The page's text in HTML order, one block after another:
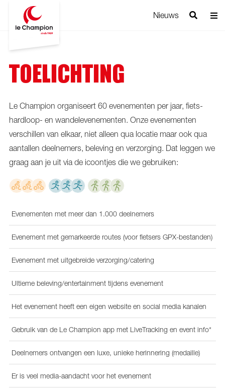
Nieuws
TOELICHTING
Le Champion organiseert 60 evenementen per jaar, fiets-
hardloop- en wandelevenementen. Onze evenementen
verschillen van elkaar, niet alleen qua locatie maar ook qua
aantallen deelnemers, beleving en verzorging. Dat leggen we
graag aan je uit via de icoontjes die we gebruiken:
Evenementen met meer dan 1.000 deelnemers
Evenement met gemarkeerde routes (voor fietsers GPX-bestanden)
Evenement met uitgebreide verzorging/catering
Ultieme beleving/entertainment tijdens evenement
Het evenement heeft een eigen website en social media kanalen
Gebruik van de Le Champion app met LiveTracking en event info*
Deelnemers ontvangen een luxe, unieke herinnering (medaille)
Er is veel media-aandacht voor het evenement